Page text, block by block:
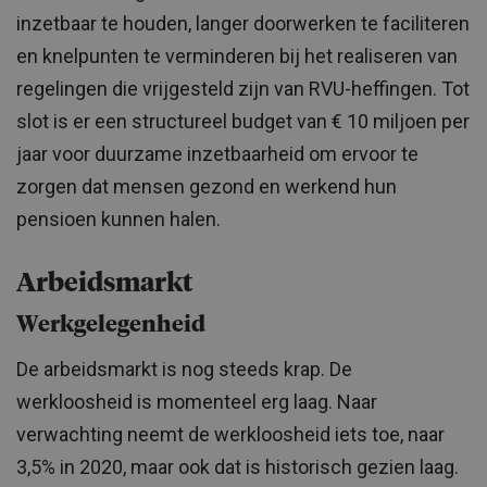
inzetbaar te houden, langer doorwerken te faciliteren
en knelpunten te verminderen bij het realiseren van
regelingen die vrijgesteld zijn van RVU-heffingen. Tot
slot is er een structureel budget van € 10 miljoen per
jaar voor duurzame inzetbaarheid om ervoor te
zorgen dat mensen gezond en werkend hun
pensioen kunnen halen.
Arbeidsmarkt
Werkgelegenheid
De arbeidsmarkt is nog steeds krap. De
werkloosheid is momenteel erg laag. Naar
verwachting neemt de werkloosheid iets toe, naar
3,5% in 2020, maar ook dat is historisch gezien laag.